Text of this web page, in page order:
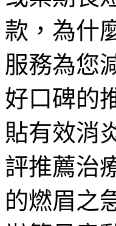
款，為什
服務為您
好口碑的
貼有效消
評推薦治
的燃眉之